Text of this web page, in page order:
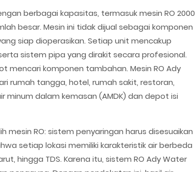
berbagai kapasitas, termasuk mesin RO 2000
besar. Mesin ini tidak dijual sebagai komponen
siap dioperasikan. Setiap unit mencakup
sistem pipa yang dirakit secara profesional.
mencari komponen tambahan. Mesin RO Ady
rumah tangga, hotel, rumah sakit, restoran,
minum dalam kemasan (AMDK) dan depot isi
RO: sistem penyaringan harus disesuaikan
setiap lokasi memiliki karakteristik air berbeda
hingga TDS. Karena itu, sistem RO Ady Water